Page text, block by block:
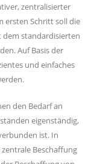
zentralisierter
ersten Schritt soll die
dem standardisierten
Auf Basis der
und einfaches
den Bedarf an
eigenständig,
ist. In
Beschaffung